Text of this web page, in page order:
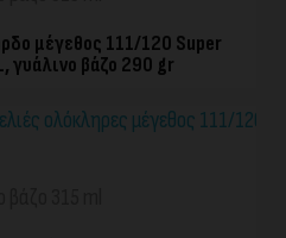
μέγεθος 111/120 Super
γυάλινο βάζο 290 gr
ΠΡΟΒΟΛΉ